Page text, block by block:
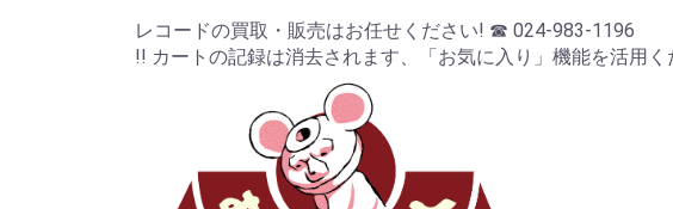
レコードの買取・販売はお任せください! ☎ 024-983-1196
!! カートの記録は消去されます、「お気に入り」機能を活用く